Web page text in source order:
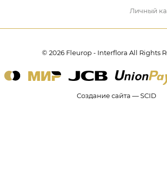
Личный
© 2026 Fleurop - Interflora All Rights
Создание сайта — SCID